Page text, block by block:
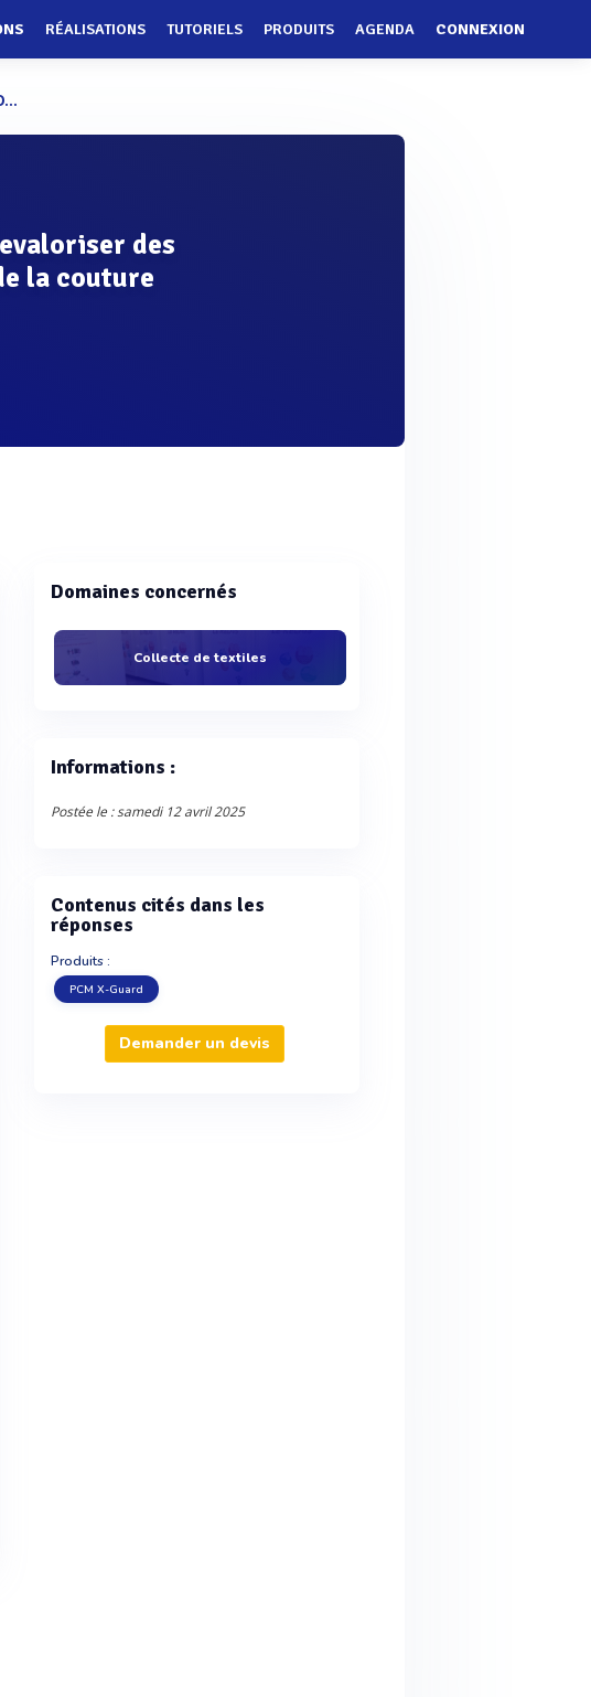
RÉALISATIONS TUTORIELS PRODUITS AGENDA CONNEXION
des
la couture
Domaines concernés
Collecte de textiles
Informations :
Postée le : samedi 12 avril 2025
Contenus cités dans les
réponses
Produits :
PCM X-Guard
Demander un devis